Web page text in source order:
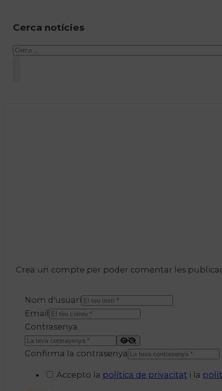
Cerca notícies
Cercar
Crea un compte per poder comentar les
Nom d'usuari
Email
Contrasenya
Confirma la contrasenya
Accepto la política de privacitat i la